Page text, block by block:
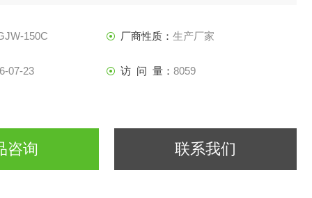
150C 厂商性质： 生产厂家
07-23 访 问 量： 8059
咨询 联系我们